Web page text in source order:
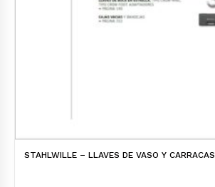
STAHLWILLE – LLAVES DE VASO Y CARRACAS